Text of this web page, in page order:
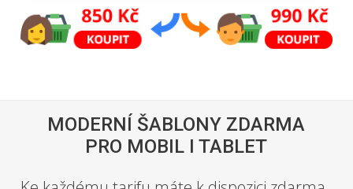
MODERNÍ ŠABLONY ZDARMA
PRO MOBIL I TABLET